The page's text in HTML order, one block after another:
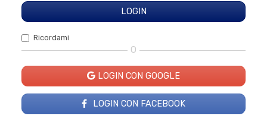
Ricordami
O
LOGIN CON GOOGLE
LOGIN CON FACEBOOK